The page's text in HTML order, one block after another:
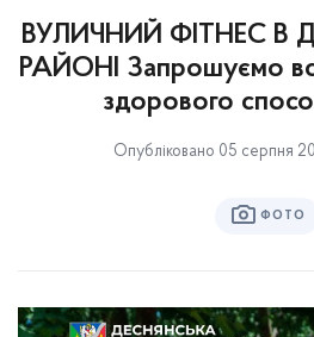
ВУЛИЧНИЙ ФІТНЕС В
РАЙОНІ Запрошуємо
здорового
Опубліковано 05 серпня
ФОТО